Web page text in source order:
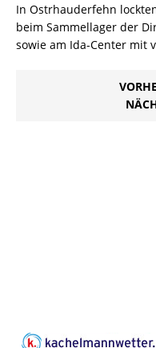
In Ostrhauderfehn
beim Sammellager der
sowie am Ida-Center mit